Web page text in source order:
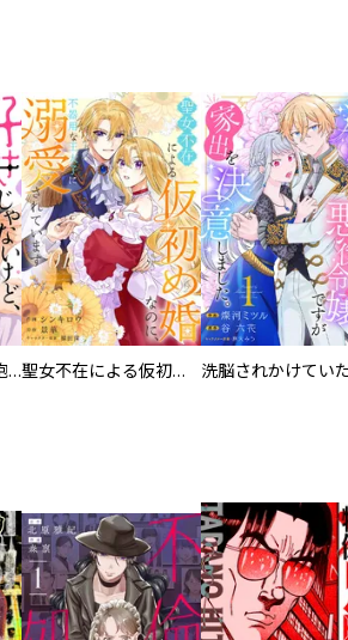
好きじゃないけど、抱いてください【電子単行本版／特典おまけ付き】 聖女不在による仮初め婚なのに、不器用な王太子に溺愛されています【電子単行本版／特典おまけ付き】